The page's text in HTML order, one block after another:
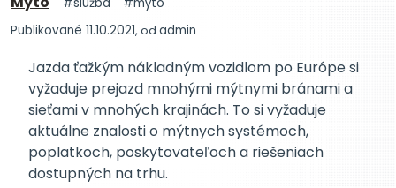
Publikované 11.10.2021, od admin
Jazda ťažkým nákladným vozidlom po Európe si
vyžaduje prejazd mnohými mýtnymi bránami a
sieťami v mnohých krajinách. To si vyžaduje
aktuálne znalosti o mýtnych systémoch,
poplatkoch, poskytovateľoch a riešeniach
dostupných na trhu.